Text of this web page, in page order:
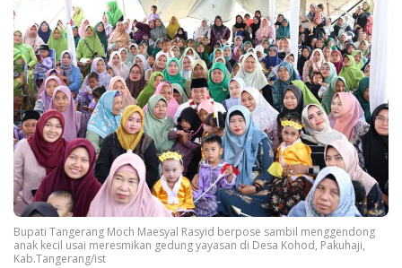
Bupati Tangerang Moch Maesyal Rasyid berpose sambil menggendong
anak kecil usai meresmikan gedung yayasan di Desa Kohod, Pakuhaji,
Kab.Tangerang/ist